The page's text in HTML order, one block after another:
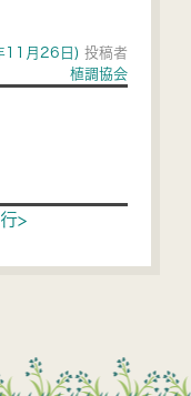
11月26日)投稿者
植調協会
>